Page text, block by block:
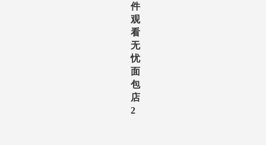
件
观
看
无
忧
面
包
店
2